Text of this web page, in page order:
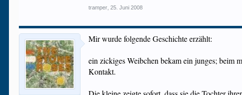
tramper 25. Juni 2008
Mir wurde folgende Geschichte erzählt:
ein zickiges Weibchen bekam ein junges; beim
Kontakt.